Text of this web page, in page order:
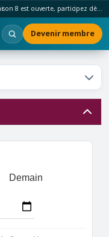
8 est ouverte, participez dès maintenant !
Devenir membre
Demain
?